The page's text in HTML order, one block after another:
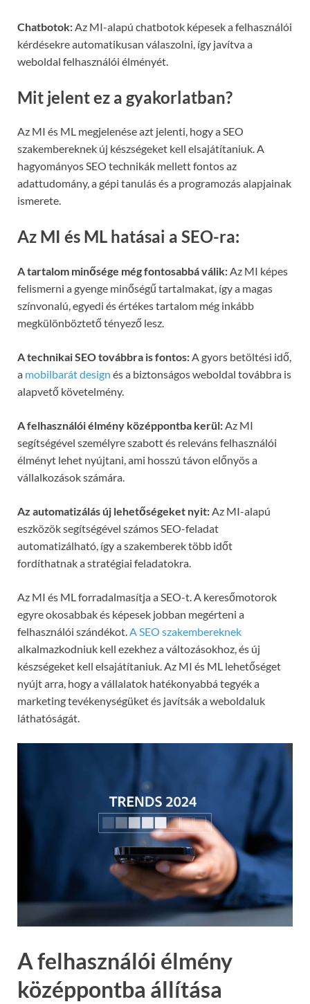
Chatbotok:Az MI-alapú chatbotok képesek a felhasználói
kérdésekre automatikusan válaszolni, így javítva a
weboldal felhasználói élményét.
Mit jelent ez a gyakorlatban?
Az MI és ML megjelenése azt jelenti, hogy a SEO
szakembereknek új készségeket kell elsajátítaniuk. A
hagyományos SEO technikák mellett fontos az
adattudomány, a gépi tanulás és a programozás alapjainak
ismerete.
Az MI és ML hatásai a SEO-ra:
A tartalom minősége még fontosabbá válik:Az MI képes
felismerni a gyenge minőségű tartalmakat, így a magas
színvonalú, egyedi és értékes tartalom még inkább
megkülönböztető tényező lesz.
A technikai SEO továbbra is fontos:A gyors betöltési idő,
a mobilbarát design és a biztonságos weboldal továbbra is
alapvető követelmény.
A felhasználói élmény középpontba kerül:Az MI
segítségével személyre szabott és releváns felhasználói
élményt lehet nyújtani, ami hosszú távon előnyös a
vállalkozások számára.
Az automatizálás új lehetőségeket nyit:Az MI-alapú
eszközök segítségével számos SEO-feladat
automatizálható, így a szakemberek több időt
fordíthatnak a stratégiai feladatokra.
Az MI és ML forradalmasítja a SEO-t. A keresőmotorok
egyre okosabbak és képesek jobban megérteni a
felhasználói szándékot.A SEO szakembereknek
alkalmazkodniuk kell ezekhez a változásokhoz, és új
készségeket kell elsajátítaniuk. Az MI és ML lehetőséget
nyújt arra, hogy a vállalatok hatékonyabbá tegyék a
marketing tevékenységüket és javítsák a weboldaluk
láthatóságát.
A felhasználói élmény
középpontba állítása